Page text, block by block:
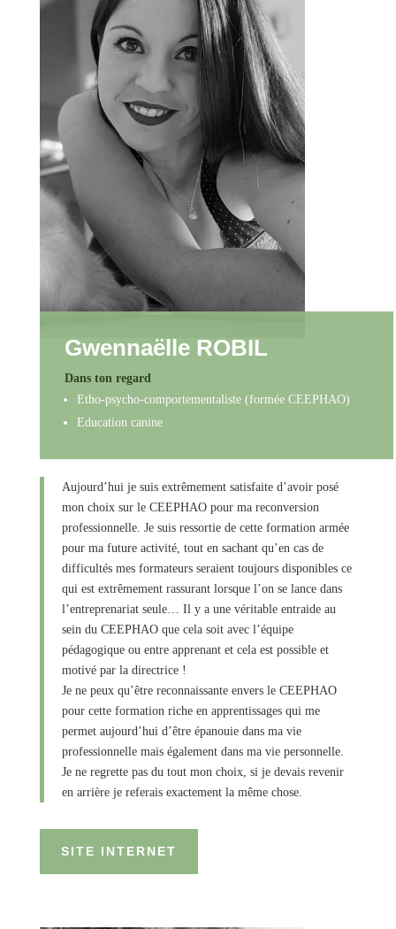
Gwennaëlle ROBIL
Dans ton regard
Etho-psycho-comportementaliste(formée CEEPHAO)
Education canine
Aujourd’hui je suis extrêmement satisfaite d’avoir posé
mon choix sur le CEEPHAO pour ma reconversion
professionnelle. Je suis ressortie de cette formation armée
pour ma future activité, tout en sachant qu’en cas de
difficultés mes formateurs seraient toujours disponibles ce
qui est extrêmement rassurant lorsque l’on se lance dans
l’entreprenariat seule… Il y a une véritable entraide au
sein du CEEPHAO que cela soit avec l’équipe
pédagogique ou entre apprenant et cela est possible et
motivé par la directrice !
Je ne peux qu’être reconnaissante envers le CEEPHAO
pour cette formation riche en apprentissages qui me
permet aujourd’hui d’être épanouie dans ma vie
professionnelle mais également dans ma vie personnelle.
Je ne regrette pas du tout mon choix, si je devais revenir
en arrière je referais exactement la même chose.
SITE INTERNET